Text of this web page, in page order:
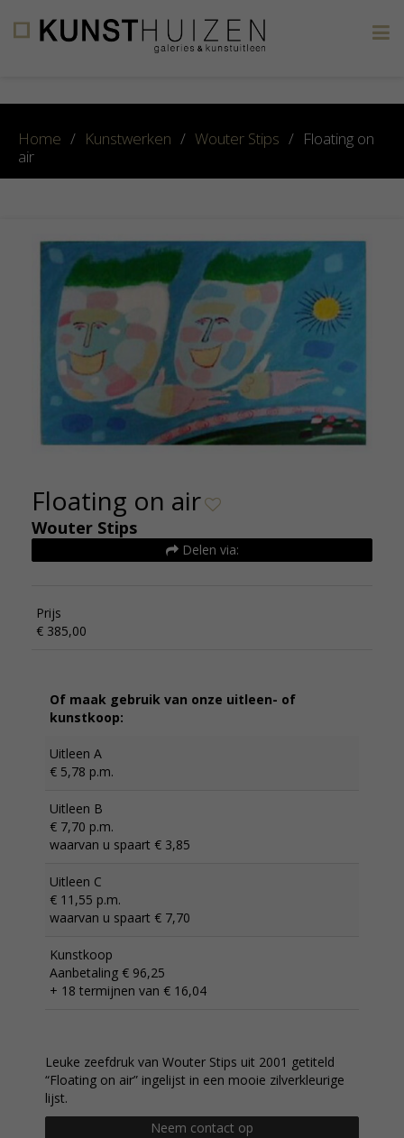
Home / Kunstwerken / Wouter Stips / Floating on
air
Floating on air
Wouter Stips
Delen via:
Prijs
€ 385,00
Of maak gebruik van onze uitleen- of
kunstkoop:
Uitleen A
€ 5,78 p.m.
Uitleen B
€ 7,70 p.m.
waarvan u spaart € 3,85
Uitleen C
€ 11,55 p.m.
waarvan u spaart € 7,70
Kunstkoop
Aanbetaling € 96,25
+ 18 termijnen van € 16,04
Leuke zeefdruk van Wouter Stips uit 2001 getiteld
“Floating on air” ingelijst in een mooie zilverkleurige
lijst.
Neem contact op